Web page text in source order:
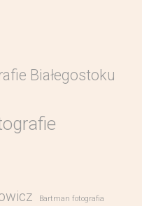
Białegostoku
Bartman fotografia